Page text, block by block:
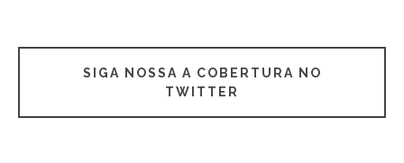
SIGA NOSSA A COBERTURA NO
TWITTER